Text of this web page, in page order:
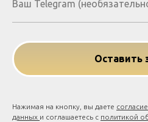
Оставить
Нажимая на кнопку, вы даете
данных и соглашаетесь c политикой